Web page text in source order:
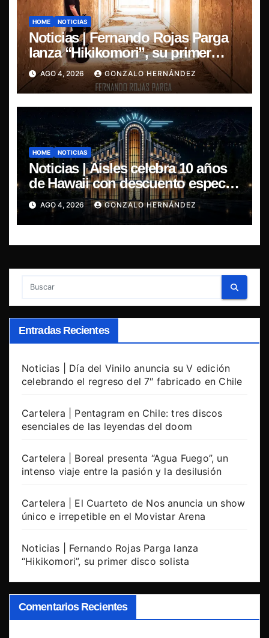
HOME NOTICIAS
Noticias | Fernando Rojas Parga
lanza “Hikikomori”, su primer
disco solista
AGO 4, 2026 GONZALO HERNÁNDEZ
HOME NOTICIAS
Noticias | Aisles celebra 10 años
de Hawaii con descuento especial
en LP y CD
AGO 4, 2026 GONZALO HERNÁNDEZ
Entradas Recientes
Noticias | Día del Vinilo anuncia su V edición
celebrando el regreso del 7″ fabricado en Chile
Cartelera | Pentagram en Chile: tres discos
esenciales de las leyendas del doom
Cartelera | Boreal presenta “Agua Fuego”, un
intenso viaje entre la pasión y la desilusión
Cartelera | El Cuarteto de Nos anuncia un show
único e irrepetible en el Movistar Arena
Noticias | Fernando Rojas Parga lanza
“Hikikomori”, su primer disco solista
Comentarios Recientes